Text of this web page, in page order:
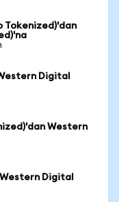
Tokenized)'dan
Digital
Western
Digital